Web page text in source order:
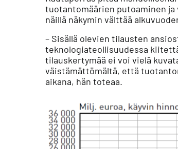
tuotantomäärien putoaminen ja
näillä näkymin välttää
– Sisällä olevien tilausten
teknologiateollisuudessa
tilauskertymää ei voi vielä
väistämättömältä, että
aikana, hän toteaa.